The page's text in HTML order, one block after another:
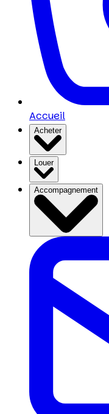
Accueil
Acheter
Louer
Accompagnement